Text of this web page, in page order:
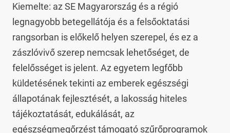
Kiemelte: az SE Magyarország és a régió
legnagyobb betegellátója és a felsőoktatási
rangsorban is előkelő helyen szerepel, és ez a
zászlóvivő szerep nemcsak lehetőséget, de
felelősséget is jelent. Az egyetem legfőbb
küldetésének tekinti az emberek egészségi
állapotának fejlesztését, a lakosság hiteles
tájékoztatását, edukálását, az
egészségmegőrzést támogató szűrőprogramok